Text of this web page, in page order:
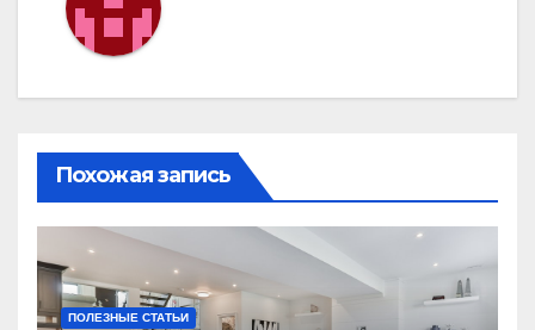
Похожая запись
ПОЛЕЗНЫЕ СТАТЬИ